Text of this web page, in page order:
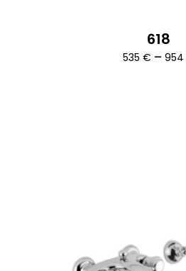
618
535 € – 954